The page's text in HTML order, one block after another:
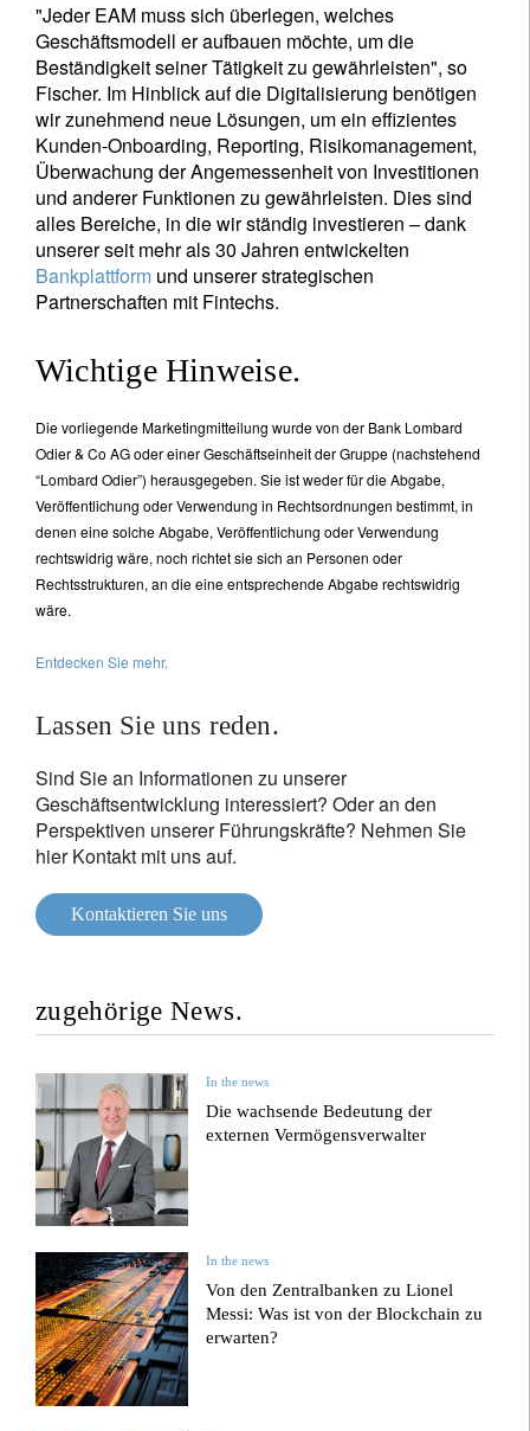
"Jeder EAM muss sich überlegen, welches
Geschäftsmodell er aufbauen möchte, um die
Beständigkeit seiner Tätigkeit zu gewährleisten", so
Fischer. Im Hinblick auf die Digitalisierung benötigen
wir zunehmend neue Lösungen, um ein effizientes
Kunden-Onboarding, Reporting, Risikomanagement,
Überwachung der Angemessenheit von Investitionen
und anderer Funktionen zu gewährleisten. Dies sind
alles Bereiche, in die wir ständig investieren – dank
unserer seit mehr als 30 Jahren entwickelten
Bankplattform und unserer strategischen
Partnerschaften mit Fintechs.
Wichtige Hinweise.
Die vorliegende Marketingmitteilung wurde von der Bank Lombard
Odier & Co AG oder einer Geschäftseinheit der Gruppe (nachstehend
“Lombard Odier”) herausgegeben. Sie ist weder für die Abgabe,
Veröffentlichung oder Verwendung in Rechtsordnungen bestimmt, in
denen eine solche Abgabe, Veröffentlichung oder Verwendung
rechtswidrig wäre, noch richtet sie sich an Personen oder
Rechtsstrukturen, an die eine entsprechende Abgabe rechtswidrig
wäre.
Entdecken Sie mehr.
Lassen Sie uns reden.
Sind Sie an Informationen zu unserer
Geschäftsentwicklung interessiert? Oder an den
Perspektiven unserer Führungskräfte? Nehmen Sie
hier Kontakt mit uns auf.
Kontaktieren Sie uns
zugehörige News.
In the news
Die wachsende Bedeutung der
externen Vermögensverwalter
In the news
Von den Zentralbanken zu Lionel
Messi: Was ist von der Blockchain zu
erwarten?